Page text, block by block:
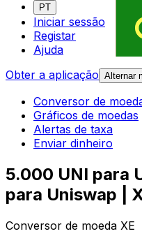
PT
Iniciar sessão
Registar
Ajuda
Obter a aplicação Alternar
Conversor de
Gráficos de moedas
Alertas de taxa
Enviar dinheiro
5.000 UNI para
para Uniswap |
Conversor de moeda XE